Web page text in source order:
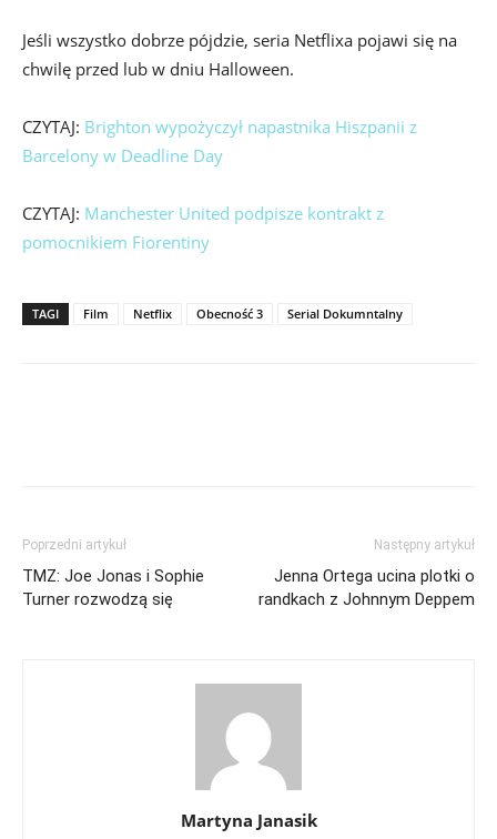
Jeśli wszystko dobrze pójdzie, seria Netflixa pojawi się na
chwilę przed lub w dniu Halloween.
CZYTAJ: Brighton wypożyczył napastnika Hiszpanii z
Barcelony w Deadline Day
CZYTAJ: Manchester United podpisze kontrakt z
pomocnikiem Fiorentiny
TAGI Film Netflix Obecność 3 Serial Dokumntalny
Poprzedni artykuł
TMZ: Joe Jonas i Sophie
Turner rozwodzą się
Następny artykuł
Jenna Ortega ucina plotki o
randkach z Johnnym Deppem
Martyna Janasik